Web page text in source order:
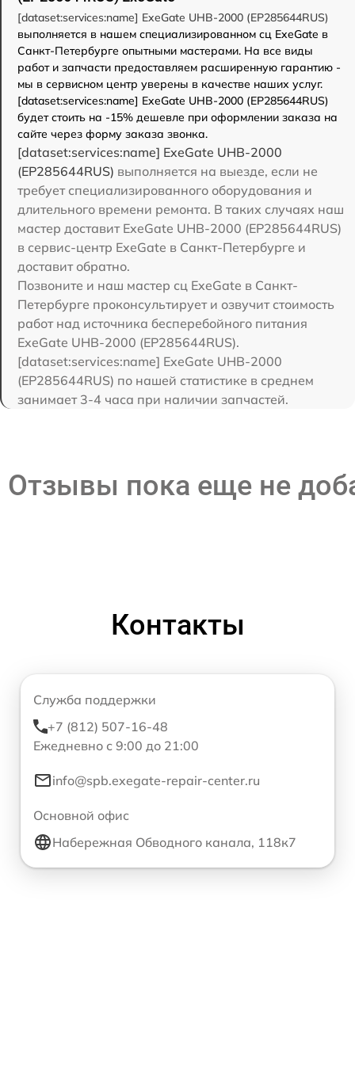
[dataset:services:name] ExeGate UHB-2000 (EP285644RUS)
выполняется в нашем специализированном сц ExeGate в
Санкт-Петербурге опытными мастерами. На все виды
работ и запчасти предоставляем расширенную гарантию -
мы в сервисном центр уверены в качестве наших услуг.
[dataset:services:name] ExeGate UHB-2000 (EP285644RUS)
будет стоить на -15% дешевле при оформлении заказа на
сайте через форму заказа звонка.
[dataset:services:name] ExeGate UHB-2000
(EP285644RUS) выполняется на выезде, если не
требует специализированного оборудования и
длительного времени ремонта. В таких случаях наш
мастер доставит ExeGate UHB-2000 (EP285644RUS)
в сервис-центр ExeGate в Санкт-Петербурге и
доставит обратно.
Позвоните и наш мастер сц ExeGate в Санкт-
Петербурге проконсультирует и озвучит стоимость
работ над источника бесперебойного питания
ExeGate UHB-2000 (EP285644RUS).
[dataset:services:name] ExeGate UHB-2000
(EP285644RUS) по нашей статистике в среднем
занимает 3-4 часа при наличии запчастей.
Отзывы пока еще не
Контакты
Служба поддержки
+7 (812) 507-16-48
Ежедневно с 9:00 до 21:00
info@spb.exegate-repair-center.ru
Основной офис
Набережная Обводного канала, 118к7